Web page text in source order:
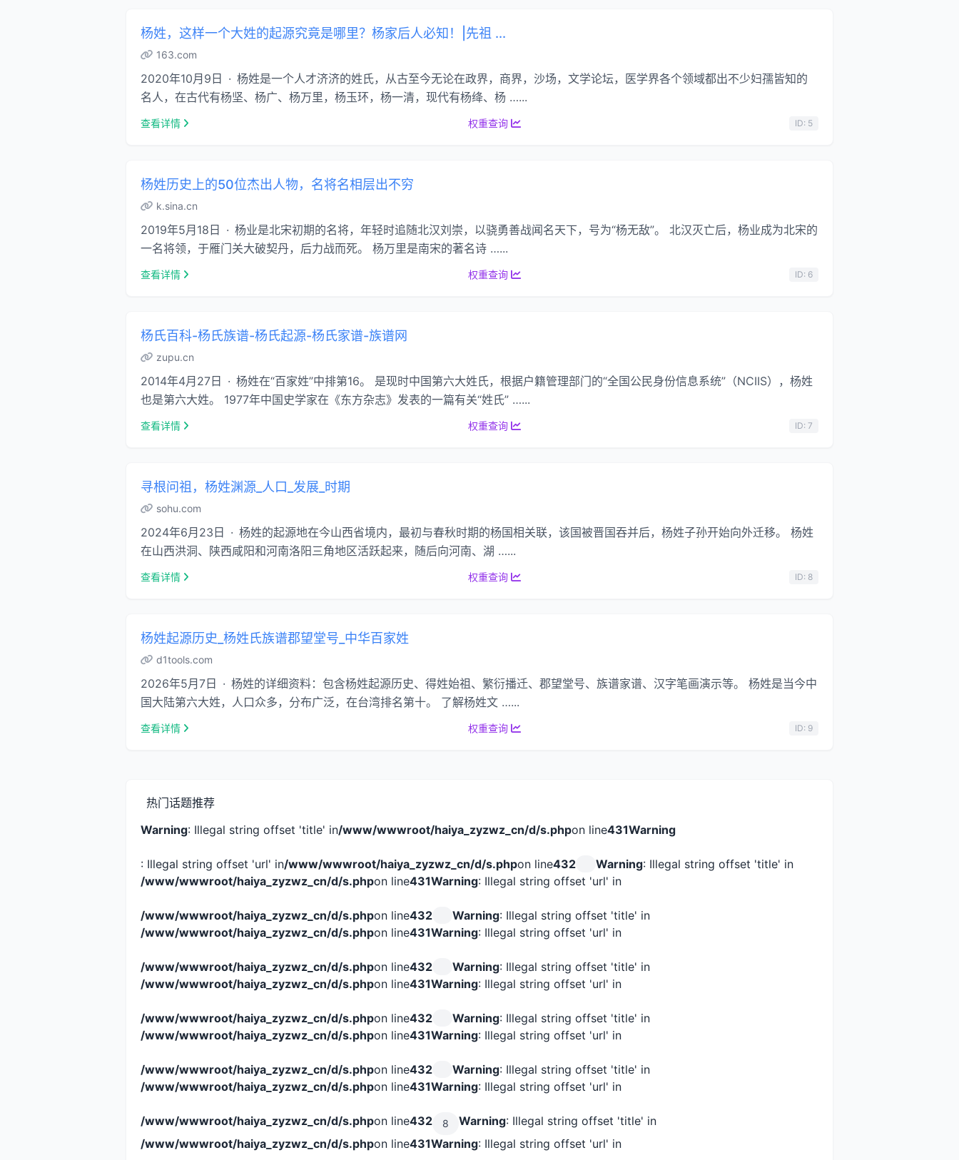
杨姓，这样一个大姓的起源究竟是哪里？杨家后人必知！|先祖 ...
163.com
2020年10月9日 · 杨姓是一个人才济济的姓氏，从古至今无论在政界，商界，沙场，文学论坛，医学界各个领域都出不少妇孺皆知的
名人，在古代有杨坚、杨广、杨万里，杨玉环，杨一清，现代有杨绛、杨 …...
查看详情 权重查询 ID: 5
杨姓历史上的50位杰出人物，名将名相层出不穷
k.sina.cn
2019年5月18日 · 杨业是北宋初期的名将，年轻时追随北汉刘崇，以骁勇善战闻名天下，号为“杨无敌”。 北汉灭亡后，杨业成为北宋的
一名将领，于雁门关大破契丹，后力战而死。 杨万里是南宋的著名诗 …...
查看详情 权重查询 ID: 6
杨氏百科-杨氏族谱-杨氏起源-杨氏家谱-族谱网
zupu.cn
2014年4月27日 · 杨姓在“百家姓”中排第16。 是现时中国第六大姓氏，根据户籍管理部门的“全国公民身份信息系统”（NCIIS），杨姓
也是第六大姓。 1977年中国史学家在《东方杂志》发表的一篇有关“姓氏” …...
查看详情 权重查询 ID: 7
寻根问祖，杨姓渊源_人口_发展_时期
sohu.com
2024年6月23日 · 杨姓的起源地在今山西省境内，最初与春秋时期的杨国相关联，该国被晋国吞并后，杨姓子孙开始向外迁移。 杨姓
在山西洪洞、陕西咸阳和河南洛阳三角地区活跃起来，随后向河南、湖 …...
查看详情 权重查询 ID: 8
杨姓起源历史_杨姓氏族谱郡望堂号_中华百家姓
d1tools.com
2026年5月7日 · 杨姓的详细资料：包含杨姓起源历史、得姓始祖、繁衍播迁、郡望堂号、族谱家谱、汉字笔画演示等。 杨姓是当今中
国大陆第六大姓，人口众多，分布广泛，在台湾排名第十。 了解杨姓文 …...
查看详情 权重查询 ID: 9
热门话题推荐
Warning: Illegal string offset 'title' in/www/wwwroot/haiya_zyzwz_cn/d/s.phpon line431Warning
: Illegal string offset 'url' in/www/wwwroot/haiya_zyzwz_cn/d/s.phpon line432 Warning: Illegal string offset 'title' in
/www/wwwroot/haiya_zyzwz_cn/d/s.phpon line431Warning: Illegal string offset 'url' in
/www/wwwroot/haiya_zyzwz_cn/d/s.phpon line432 Warning: Illegal string offset 'title' in
/www/wwwroot/haiya_zyzwz_cn/d/s.phpon line431Warning: Illegal string offset 'url' in
/www/wwwroot/haiya_zyzwz_cn/d/s.phpon line432 Warning: Illegal string offset 'title' in
/www/wwwroot/haiya_zyzwz_cn/d/s.phpon line431Warning: Illegal string offset 'url' in
/www/wwwroot/haiya_zyzwz_cn/d/s.phpon line432 Warning: Illegal string offset 'title' in
/www/wwwroot/haiya_zyzwz_cn/d/s.phpon line431Warning: Illegal string offset 'url' in
/www/wwwroot/haiya_zyzwz_cn/d/s.phpon line432 Warning: Illegal string offset 'title' in
/www/wwwroot/haiya_zyzwz_cn/d/s.phpon line431Warning: Illegal string offset 'url' in
/www/wwwroot/haiya_zyzwz_cn/d/s.phpon line432 8 Warning: Illegal string offset 'title' in
/www/wwwroot/haiya_zyzwz_cn/d/s.phpon line431Warning: Illegal string offset 'url' in